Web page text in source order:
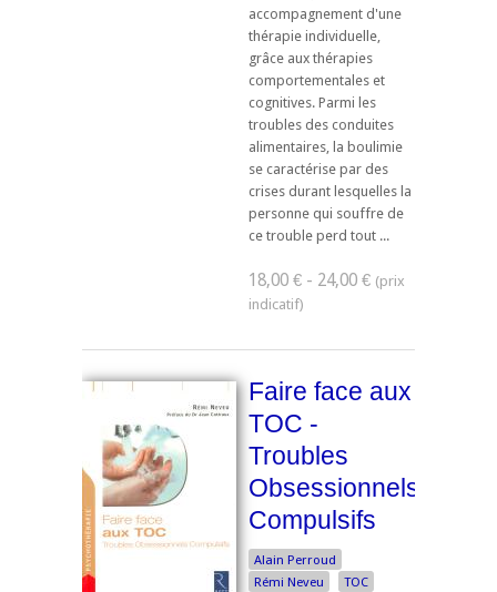
accompagnement d'une
thérapie individuelle,
grâce aux thérapies
comportementales et
cognitives. Parmi les
troubles des conduites
alimentaires, la boulimie
se caractérise par des
crises durant lesquelles la
personne qui souffre de
ce trouble perd tout ...
18,00 € - 24,00 €
Faire face aux
TOC -
Troubles
Obsessionnels
Compulsifs
Alain Perroud
Rémi Neveu
TOC